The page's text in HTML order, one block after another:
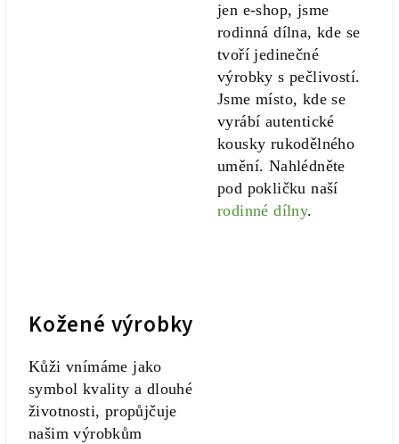
jen e-shop, jsme
rodinná dílna, kde se
tvoří jedinečné
výrobky s pečlivostí.
Jsme místo, kde se
vyrábí autentické
kousky rukodělného
umění. Nahlédněte
pod pokličku naší
rodinné dílny.
Kožené výrobky
Kůži vnímáme jako
symbol kvality a dlouhé
životnosti, propůjčuje
našim výrobkům